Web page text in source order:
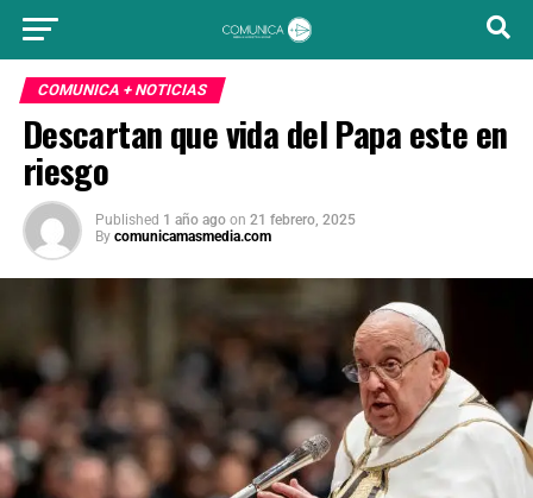
COMUNICA + NOTICIAS
Descartan que vida del Papa este en
riesgo
Published 1 año ago on 21 febrero, 2025
By comunicamasmedia.com